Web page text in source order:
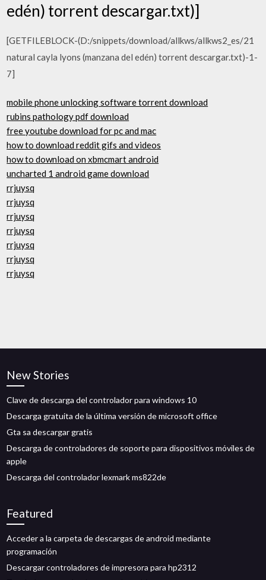
edén) torrent descargar.txt)]
[GETFILEBLOCK-(D:/snippets/download/allkws/allkws2_es/21
natural cayla lyons (manzana del edén) torrent descargar.txt)-1-
7]
mobile phone unlocking software torrent download
rubins pathology pdf download
free youtube download for pc and mac
how to download reddit gifs and videos
how to download on xbmcmart android
uncharted 1 android game download
rrjuysq
rrjuysq
rrjuysq
rrjuysq
rrjuysq
rrjuysq
rrjuysq
New Stories
Clave de descarga del controlador para windows 10
Descarga gratuita de la última versión de microsoft office
Gta sa descargar gratis
Descarga de controladores de soporte para dispositivos móviles de
apple
Descarga del controlador lexmark ms822de
Featured
Acceder a la carpeta de descargas de android mediante
programación
Descargar controladores de impresora para hp2312